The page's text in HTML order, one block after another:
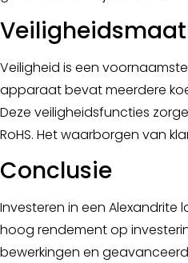
Veiligheid is een
apparaat bevat meerdere
Deze veiligheidsfuncties
RoHS. Het waarborgen van
Conclusie
Investeren in een Alexandrite
hoog rendement op
bewerkingen en